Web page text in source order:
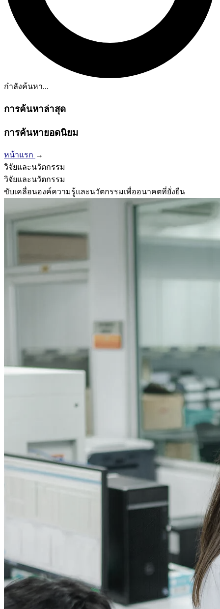
กำลังค้นหา...
การค้นหาล่าสุด
การค้นหายอดนิยม
หน้าแรก →
วิจัยและนวัตกรรม
วิจัยและนวัตกรรม
ขับเคลื่อนองค์ความรู้และนวัตกรรมเพื่ออนาคตที่ยั่งยืน